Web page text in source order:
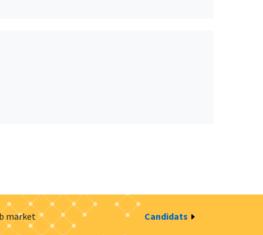
market Candidats